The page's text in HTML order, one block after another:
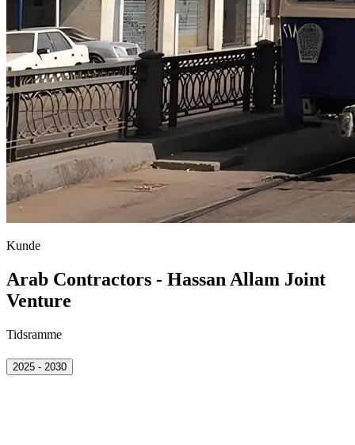
Kunde
Arab Contractors - Hassan Allam Joint
Venture
Tidsramme
2025 - 2030